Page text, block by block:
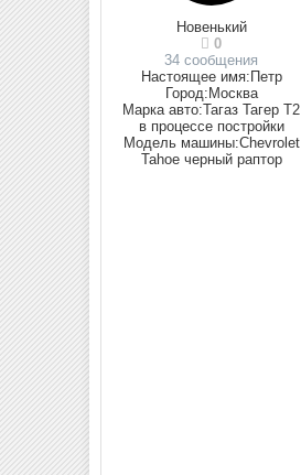
Новенький
0
34 сообщения
Настоящее имя: Петр
Город: Москва
Марка авто:Тагаз Тагер Т2
в процессе постройки
Модель машины:Chevrolet
Tahoe черный раптор